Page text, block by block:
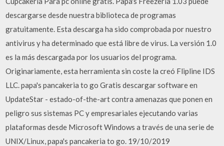
descargarse desde nuestra biblioteca de programas
gratuitamente. Esta descarga ha sido comprobada por nuestro
antivirus y ha determinado que está libre de virus. La versión 1.0
es la más descargada por los usuarios del programa.
Originariamente, esta herramienta sin coste la creó Flipline IDS
LLC. papa's pancakeria to go Gratis descargar software en
UpdateStar - estado-of-the-art contra amenazas que ponen en
peligro sus sistemas PC y empresariales ejecutando varias
plataformas desde Microsoft Windows a través de una serie de
UNIX/Linux, papa's pancakeria to go. 19/10/2019